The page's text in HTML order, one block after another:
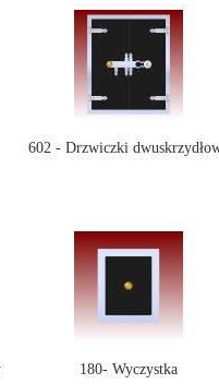
602 - Drzwiczki
180- Wyczystka